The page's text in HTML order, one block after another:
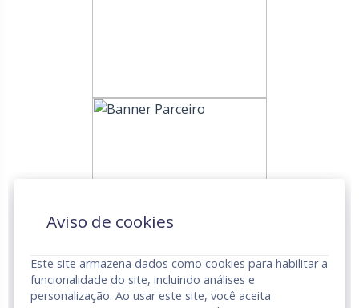
Aviso de cookies
Este site armazena dados como cookies para habilitar a
funcionalidade do site, incluindo análises e
personalização. Ao usar este site, você aceita